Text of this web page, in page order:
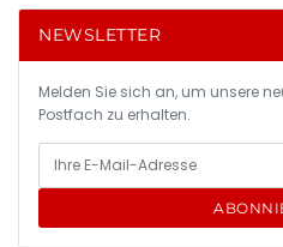
NEWSLETTER
Melden Sie sich an, um unsere
Postfach zu erhalten.